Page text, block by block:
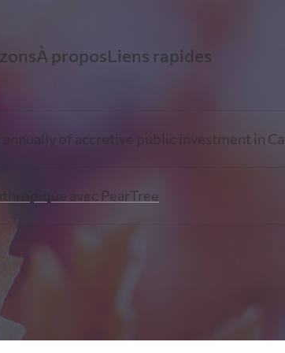
minier avec PearTree
philanthropique avec
sur les événements et tendances de l’heure
la plateforme unique de dons par actions
de PearTree
À propos
Histoire
générosité amplifiée
une équipe collaborative dédiée au
Liens rapides
Ressources
Ressources
accretive public investment in Canadian
avec PearTree